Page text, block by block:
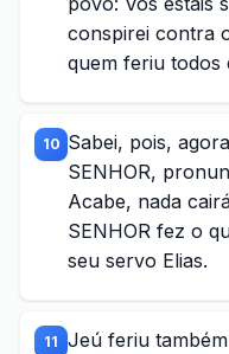
conspirei contra
quem feriu todos
10 Sabei, pois,
SENHOR,
Acabe, nada
SENHOR fez o
seu servo Elias.
11 Jeú feriu